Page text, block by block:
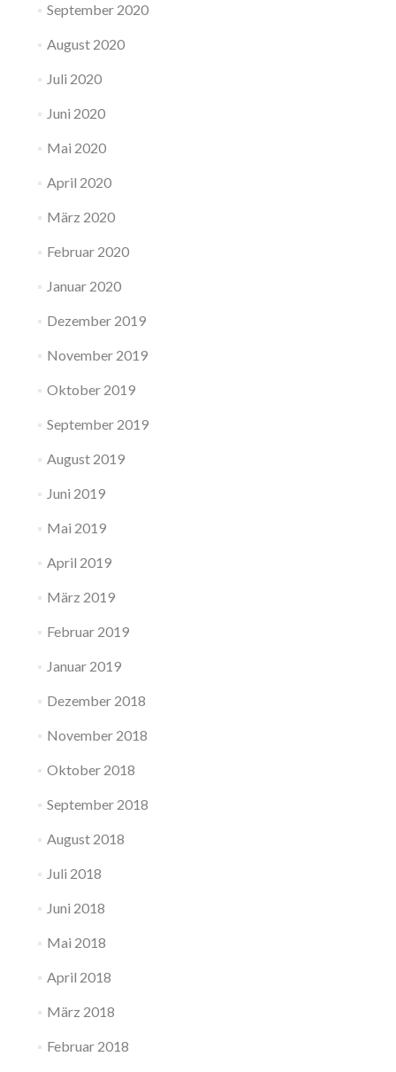
September 2020
August 2020
Juli 2020
Juni 2020
Mai 2020
April 2020
März 2020
Februar 2020
Januar 2020
Dezember 2019
November 2019
Oktober 2019
September 2019
August 2019
Juni 2019
Mai 2019
April 2019
März 2019
Februar 2019
Januar 2019
Dezember 2018
November 2018
Oktober 2018
September 2018
August 2018
Juli 2018
Juni 2018
Mai 2018
April 2018
März 2018
Februar 2018